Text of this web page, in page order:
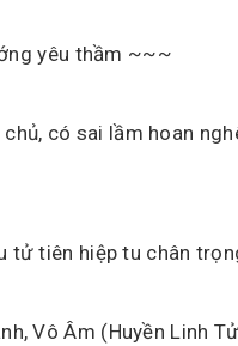
yêu thầm ~~~
có sai lầm hoan
tử tiên hiệp tu chân
Vô Âm (Huyền Linh